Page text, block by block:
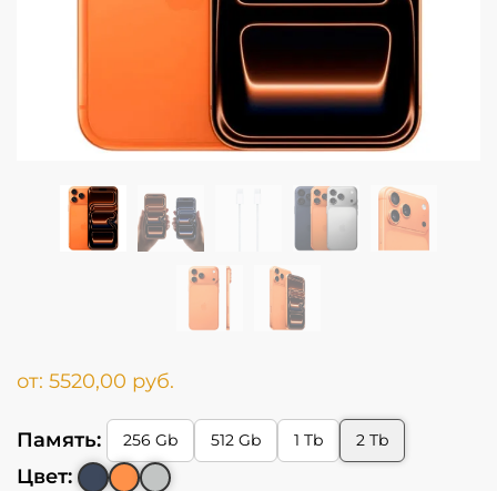
от: 5520,00 руб.
Память: 256 Gb 512 Gb 1 Tb 2 Tb
Цвет: